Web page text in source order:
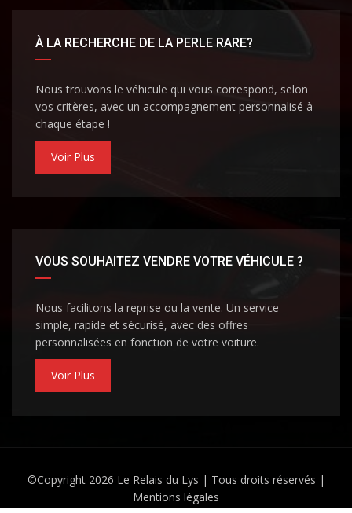
À LA RECHERCHE DE LA PERLE RARE?
Nous trouvons le véhicule qui vous correspond, selon
vos critères, avec un accompagnement personnalisé à
chaque étape !
Voir Plus
VOUS SOUHAITEZ VENDRE VOTRE VÉHICULE ?
Nous facilitons la reprise ou la vente. Un service
simple, rapide et sécurisé, avec des offres
personnalisées en fonction de votre voiture.
Voir Plus
©Copyright 2026 Le Relais du Lys | Tous droits réservés |
Mentions légales